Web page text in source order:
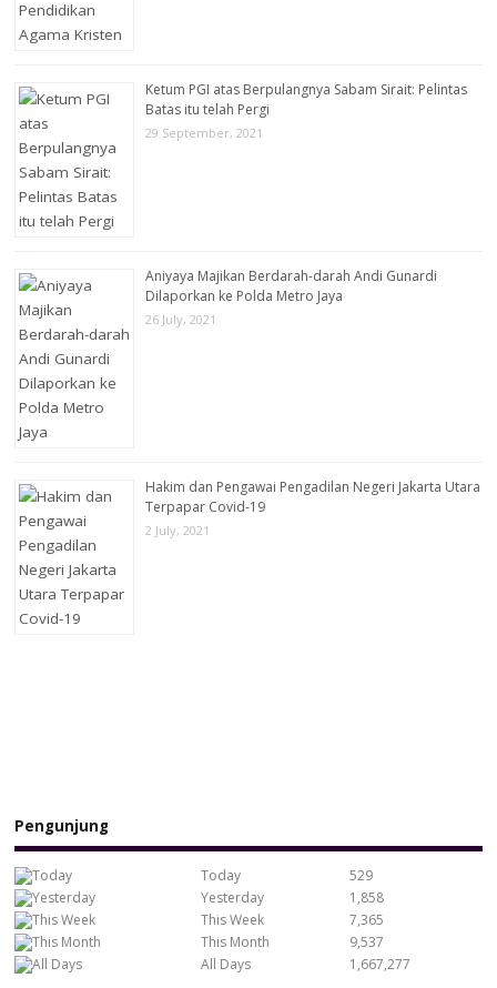
Ketum PGI atas Berpulangnya Sabam Sirait: Pelintas
Batas itu telah Pergi
29 September, 2021
Aniyaya Majikan Berdarah-darah Andi Gunardi
Dilaporkan ke Polda Metro Jaya
26 July, 2021
Hakim dan Pengawai Pengadilan Negeri Jakarta Utara
Terpapar Covid-19
2 July, 2021
Pengunjung
Today
529
Yesterday
1,858
This Week
7,365
This Month
9,537
All Days
1,667,277